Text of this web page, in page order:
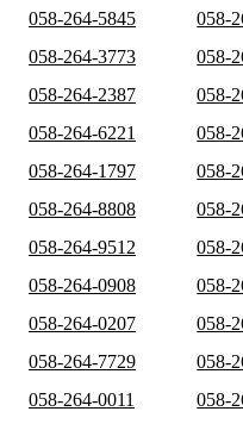
058-264-5845 058-
058-264-3773
058-
058-264-2387
058-
058-264-6221
058-
058-264-1797
058-
058-264-8808
058-
058-264-9512
058-
058-264-0908
058-
058-264-0207
058-
058-264-7729
058-
058-264-0011
058-